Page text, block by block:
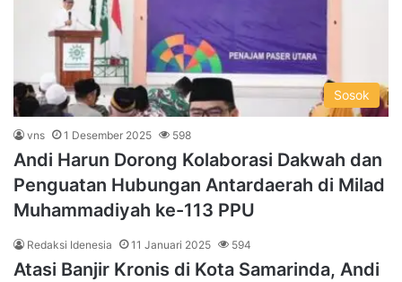
Sosok
vns 1 Desember 2025 598
Andi Harun Dorong Kolaborasi Dakwah dan
Penguatan Hubungan Antardaerah di Milad
Muhammadiyah ke-113 PPU
Redaksi Idenesia 11 Januari 2025 594
Atasi Banjir Kronis di Kota Samarinda, Andi